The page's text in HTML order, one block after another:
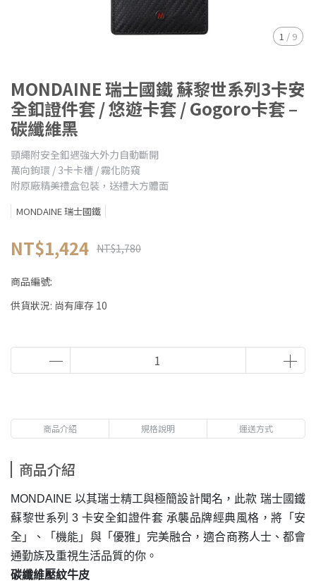
1 / 9
MONDAINE 瑞士國鐵 蘇黎世系列3卡安
全釦證件套 / 悠遊卡套 / Gogoro卡套 –
碳纖維黑
頸繩附安全釦遇強大外力自動斷開
萬向鉤環 / 3卡卡槽 / 霧化防窺
附原廠精美禮盒包裝，送禮大方體面
MONDAINE 瑞士國鐵
NT$1,424 NT$1,780
商品編號:
供貨狀況: 尚有庫存 10
商品介紹 規格說明 運送方式
商品介紹
MONDAINE以其瑞士精工與極簡設計聞名，此款 瑞士國鐵
蘇黎世系列 3 卡安全釦證件套 承襲品牌經典風格，將「安
全」、「機能」與「優雅」完美融合，適合商務人士、都會
通勤族及重視生活品質的你。
碳纖維壓紋牛皮